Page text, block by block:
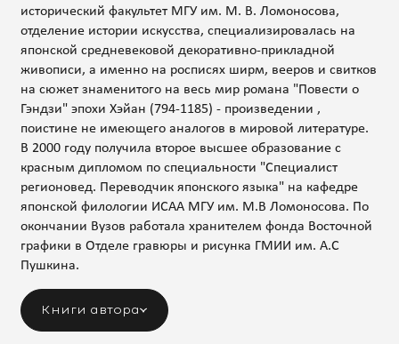
исторический факультет МГУ им. М. В. Ломоносова,
отделение истории искусства, специализировалась на
японской средневековой декоративно-прикладной
живописи, а именно на росписях ширм, вееров и свитков
на сюжет знаменитого на весь мир романа "Повести о
Гэндзи" эпохи Хэйан (794-1185) - произведении ,
поистине не имеющего аналогов в мировой литературе.
В 2000 году получила второе высшее образование с
красным дипломом по специальности "Специалист
регионовед. Переводчик японского языка" на кафедре
японской филологии ИСАА МГУ им. М.В Ломоносова. По
окончании Вузов работала хранителем фонда Восточной
графики в Отделе гравюры и рисунка ГМИИ им. А.С
Пушкина.
Книги автора